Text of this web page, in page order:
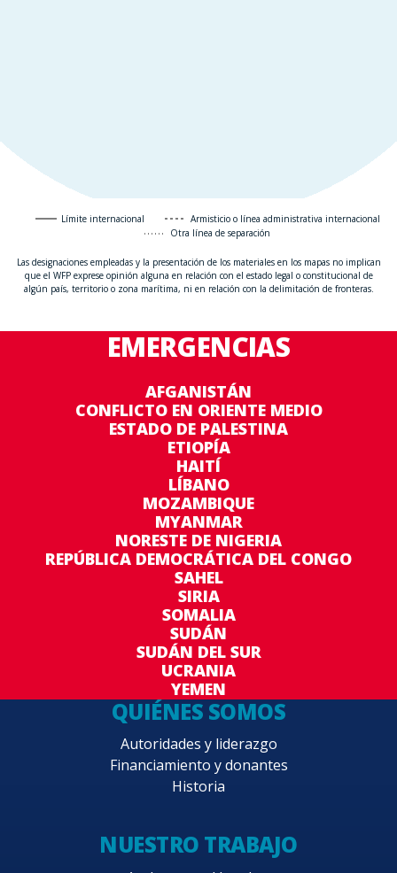
Límite internacional
Armisticio o línea administrativa internacional
Otra línea de separación
Las designaciones empleadas y la presentación de los materiales en los mapas no implican
que el WFP exprese opinión alguna en relación con el estado legal o constitucional de
algún país, territorio o zona marítima, ni en relación con la delimitación de fronteras.
EMERGENCIAS
AFGANISTÁN
CONFLICTO EN ORIENTE MEDIO
ESTADO DE PALESTINA
ETIOPÍA
HAITÍ
LÍBANO
MOZAMBIQUE
MYANMAR
NORESTE DE NIGERIA
REPÚBLICA DEMOCRÁTICA DEL CONGO
SAHEL
SIRIA
SOMALIA
SUDÁN
SUDÁN DEL SUR
UCRANIA
YEMEN
QUIÉNES SOMOS
Autoridades y liderazgo
Financiamiento y donantes
Historia
NUESTRO TRABAJO